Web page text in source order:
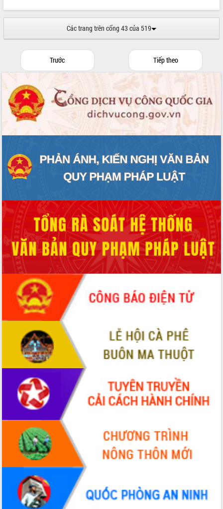
Đắk Lắk đẩy mạnh nuôi biển công
nghệ, hướng tới phát triển thủy sản
bền vững
Tập huấn nâng cao năng lực triển khai
chuyển đổi số cho cán bộ, công chức
cấp xã
Đắk Lắk phát động hưởng ứng Ngày
Quyền của người tiêu dùng Việt Nam
2026
Đẩy mạnh cải cách hành chính, quyết
tâm đạt được mục tiêu tăng trưởng
hai con số trong năm 2026
Lương Văn Chánh năm 2026
Phó Bí thư Tỉnh ủy Đắk Lắk Đỗ Hữu
Huy giữ chức Bí thư Đảng ủy Ủy Ban
Bệnh án điện tử thúc đẩy chuyển đổi
số y tế tại Đắk Lắk
Chuyển đổi số thư viện: Mở rộng
không gian tri thức trong thời đại số
Đánh giá, rút kinh nghiệm công tác tổ
chức diễn tập trước ngày bầu cử
Chương trình “Gặp gỡ hữu nghị –
Friendship Meeting New Year 2026”
Bầu cử Quốc hội và HĐND: Cử tri Đắk
Lắk gửi gắm niềm tin, kỳ vọng vào lá
phiếu
Đắk Lắk sẵn sàng các điều kiện cho
Ngày hội bầu cử đại biểu Quốc hội
khóa XVI và HĐND các cấp nhiệm kỳ
2026-2031
Đảm bảo cuộc bầu cử đại biểu Quốc
hội và đại biểu HĐND các cấp diễn ra
an toàn, hiệu quả, đúng quy định
Thủ tướng Chính phủ Phạm Minh Chính
kiểm tra, chỉ đạo hoàn thành các dự
án cao tốc và thăm khu tái định cư tại
Đắk Lắk
Sôi nổi Hội đua ngựa truyền thống Gò
Thì Thùng mừng Xuân Bính Ngọ 2026
Lãnh đạo tỉnh dâng hương tưởng niệm
tại Đập Đồng Cam đầu Xuân Bính Ngọ
Ngành nông nghiệp phấn đấu tăng
trưởng đạt 5,86% trong năm 2026
UBND tỉnh Đắk Lắk triển khai công tác
Các trang trên cổng 43 của 519
Trước Tiếp theo